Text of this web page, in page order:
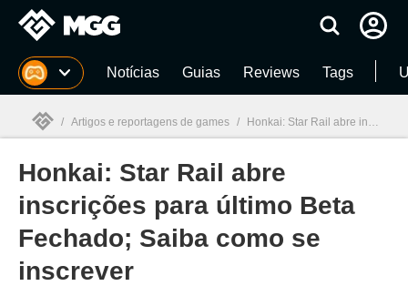
Millenium Notícias Guias Reviews Tags
Millenium
/ Artigos e reportagens de games / Honkai: Star Rail abre inscrições para último Beta Fechado; Saiba como se inscrever
Honkai: Star Rail abre
inscrições para último Beta
Fechado; Saiba como se
inscrever